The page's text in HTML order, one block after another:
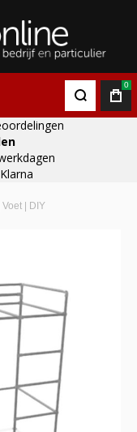
0
| DIY